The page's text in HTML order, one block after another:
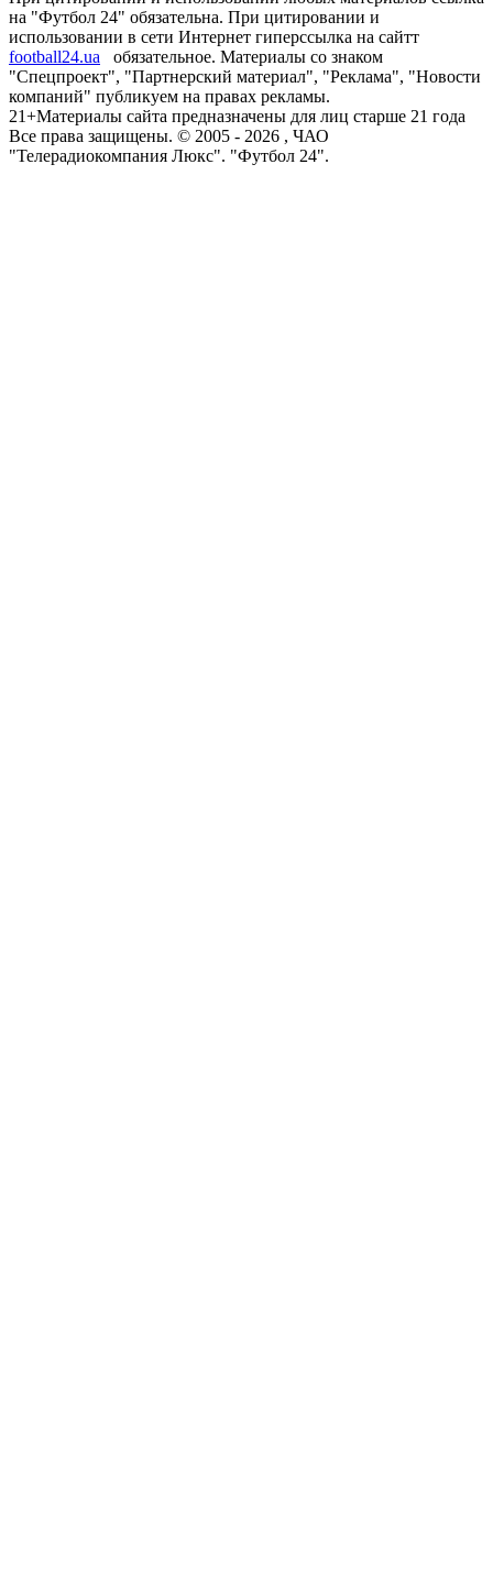
на "Футбол 24" обязательна. При цитировании и
использовании в сети Интернет гиперссылка на сайтт
football24.ua
обязательное. Материалы со знаком
"Спецпроект", "Партнерский материал", "Реклама", "Новости
компаний" публикуем на правах рекламы.
21+Материалы сайта предназначены для лиц старше 21 года
Все права защищены. © 2005 - 2026 , ЧАО
"Телерадиокомпания Люкс". "Футбол 24".